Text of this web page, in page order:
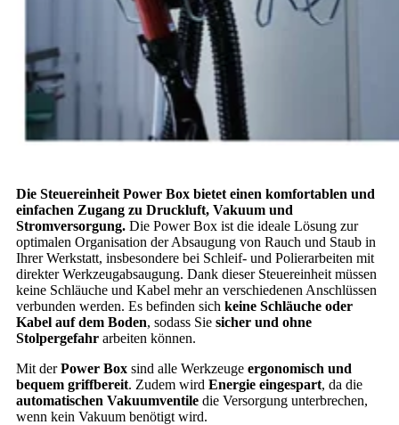
Die Steuereinheit Power Box bietet einen komfortablen und
einfachen Zugang zu Druckluft, Vakuum und
Stromversorgung. Die Power Box ist die ideale Lösung zur
optimalen Organisation der Absaugung von Rauch und Staub in
Ihrer Werkstatt, insbesondere bei Schleif- und Polierarbeiten mit
direkter Werkzeugabsaugung. Dank dieser Steuereinheit müssen
keine Schläuche und Kabel mehr an verschiedenen Anschlüssen
verbunden werden. Es befinden sich keine Schläuche oder
Kabel auf dem Boden, sodass Sie sicher und ohne
Stolpergefahr arbeiten können.
Mit derPower Box sind alle Werkzeuge ergonomisch und
bequem griffbereit. Zudem wird Energie eingespart, da die
automatischen Vakuumventile die Versorgung unterbrechen,
wenn kein Vakuum benötigt wird.